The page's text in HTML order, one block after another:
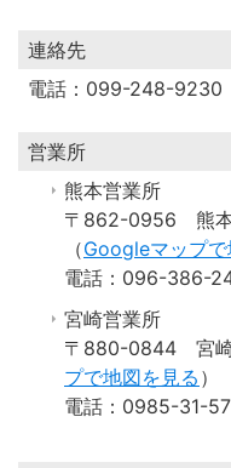
連絡先
電話：099-248-
営業所
熊本営業所
〒862-0956 熊
（Googleマップで
電話：096-386-
宮崎営業所
〒880-0844 宮
プで地図を見る ）
電話：0985-31-